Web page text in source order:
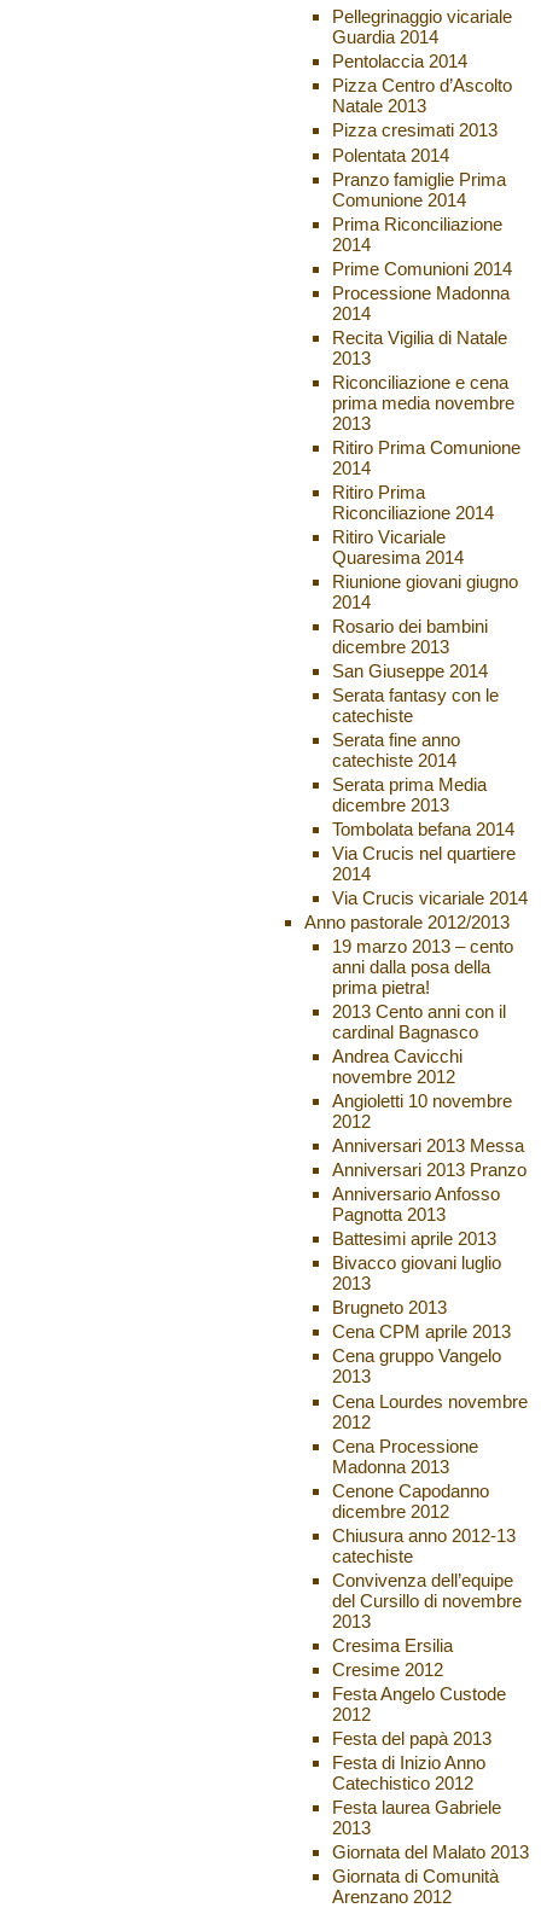
Pellegrinaggio vicariale
Guardia 2014
Pentolaccia 2014
Pizza Centro d’Ascolto
Natale 2013
Pizza cresimati 2013
Polentata 2014
Pranzo famiglie Prima
Comunione 2014
Prima Riconciliazione
2014
Prime Comunioni 2014
Processione Madonna
2014
Recita Vigilia di Natale
2013
Riconciliazione e cena
prima media novembre
2013
Ritiro Prima Comunione
2014
Ritiro Prima
Riconciliazione 2014
Ritiro Vicariale
Quaresima 2014
Riunione giovani giugno
2014
Rosario dei bambini
dicembre 2013
San Giuseppe 2014
Serata fantasy con le
catechiste
Serata fine anno
catechiste 2014
Serata prima Media
dicembre 2013
Tombolata befana 2014
Via Crucis nel quartiere
2014
Via Crucis vicariale 2014
Anno pastorale 2012/2013
19 marzo 2013 – cento
anni dalla posa della
prima pietra!
2013 Cento anni con il
cardinal Bagnasco
Andrea Cavicchi
novembre 2012
Angioletti 10 novembre
2012
Anniversari 2013 Messa
Anniversari 2013 Pranzo
Anniversario Anfosso
Pagnotta 2013
Battesimi aprile 2013
Bivacco giovani luglio
2013
Brugneto 2013
Cena CPM aprile 2013
Cena gruppo Vangelo
2013
Cena Lourdes novembre
2012
Cena Processione
Madonna 2013
Cenone Capodanno
dicembre 2012
Chiusura anno 2012-13
catechiste
Convivenza dell’equipe
del Cursillo di novembre
2013
Cresima Ersilia
Cresime 2012
Festa Angelo Custode
2012
Festa del papà 2013
Festa di Inizio Anno
Catechistico 2012
Festa laurea Gabriele
2013
Giornata del Malato 2013
Giornata di Comunità
Arenzano 2012